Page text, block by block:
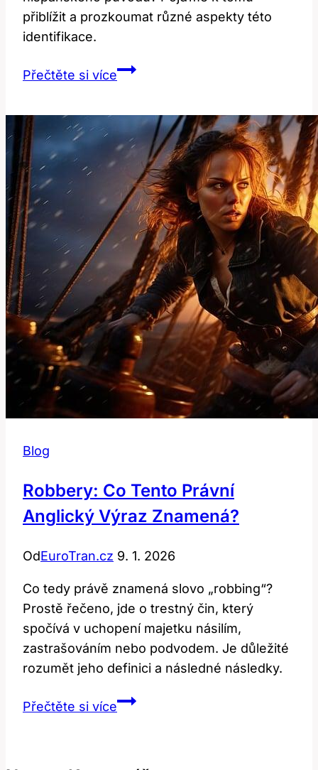
přiblížit a prozkoumat různé aspekty této
identifikace.
Přečtěte si víceHispanic:
Být
Hispánského
Původu?
Blog
Robbery: Co Tento Právní
Anglický Výraz Znamená?
OdEuroTran.cz 9. 1. 2026
Co tedy právě znamená slovo „robbing“?
Prostě řečeno, jde o trestný čin, který
spočívá v uchopení majetku násilím,
zastrašováním nebo podvodem. Je důležité
rozumět jeho definici a následné následky.
Přečtěte si víceRobbery: